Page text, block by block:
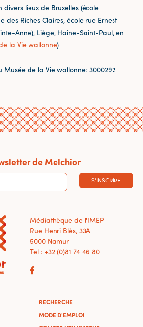
divers lieux de Bruxelles (école
des Riches Claires, école rue Ernest
Anne), Liège, Haine-Saint-Paul, en
la Vie wallonne)
Musée de la Vie wallonne: 3000292
de Melchior
S'INSCRIRE
Médiathèque de l'IMEP
Rue Henri Blès, 33A
5000 Namur
Tel : +32 (0)81 74 46 80
RECHERCHE
MODE D'EMPLOI